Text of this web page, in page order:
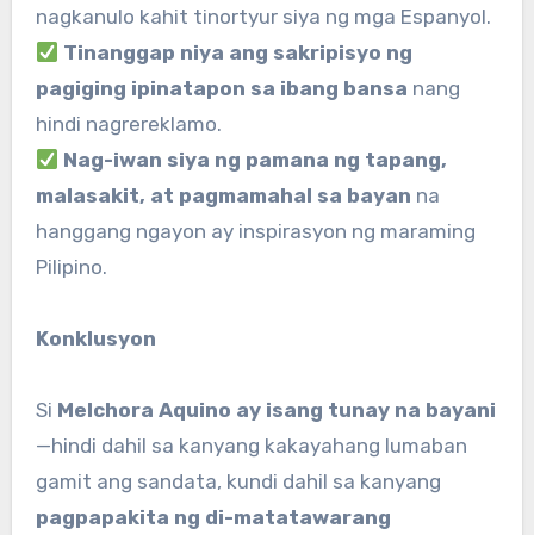
nagkanulo kahit tinortyur siya ng mga Espanyol.
Tinanggap niya ang sakripisyo ng
pagiging ipinatapon sa ibang bansa nang
hindi nagrereklamo.
Nag-iwan siya ng pamana ng tapang,
malasakit, at pagmamahal sa bayan na
hanggang ngayon ay inspirasyon ng maraming
Pilipino.
Konklusyon
Si Melchora Aquino ay isang tunay na bayani
—hindi dahil sa kanyang kakayahang lumaban
gamit ang sandata, kundi dahil sa kanyang
pagpapakita ng di-matatawarang